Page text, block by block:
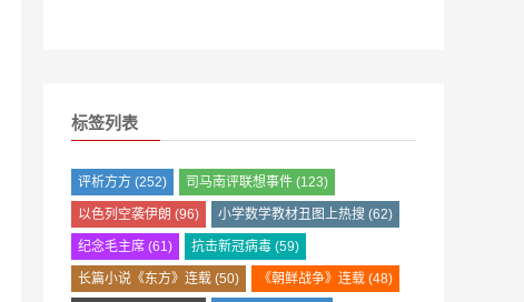
标签列表
评析方方 (252) 司马南评联想事件 (123)
以色列空袭伊朗 (96) 小学数学教材丑图上热搜 (62)
纪念毛主席 (61) 抗击新冠病毒 (59)
长篇小说《东方》连载 (50) 《朝鲜战争》连载 (48)